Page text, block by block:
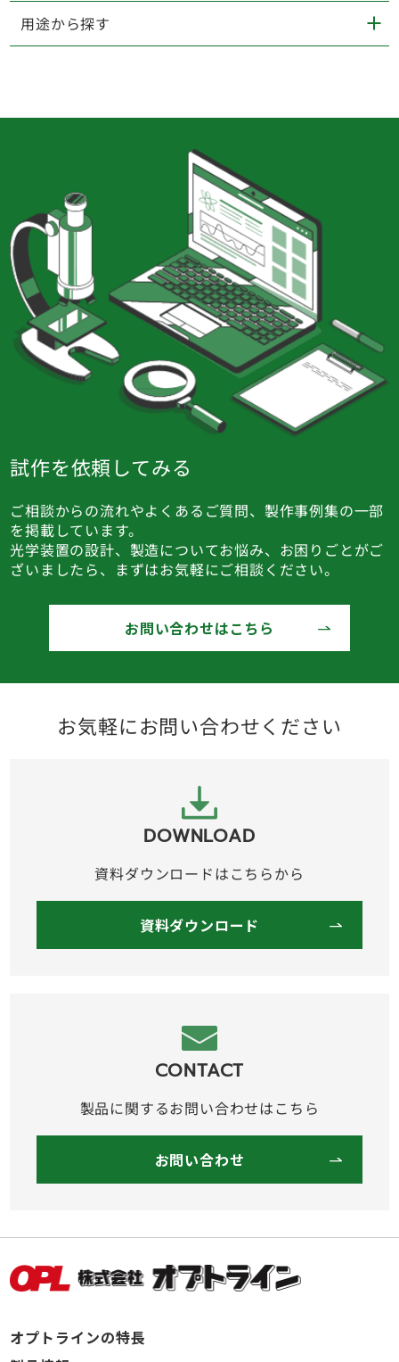
用途から探す
試作を依頼してみる
ご相談からの流れやよくあるご質問、製作事例集の一部
を掲載しています。
光学装置の設計、製造についてお悩み、お困りごとがご
ざいましたら、まずはお気軽にご相談ください。
お問い合わせはこちら
お気軽にお問い合わせください
DOWNLOAD
資料ダウンロードはこちらから
資料ダウンロード
CONTACT
製品に関するお問い合わせはこちら
お問い合わせ
オプトラインの特長